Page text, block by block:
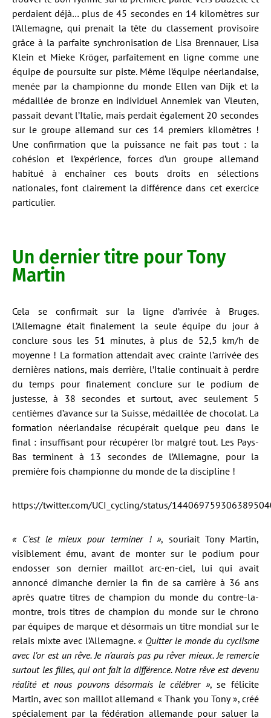
perdaient déjà… plus de 45 secondes en 14 kilomètres sur
l’Allemagne, qui prenait la tête du classement provisoire
grâce à la parfaite synchronisation de Lisa Brennauer, Lisa
Klein et Mieke Kröger, parfaitement en ligne comme une
équipe de poursuite sur piste. Même l’équipe néerlandaise,
menée par la championne du monde Ellen van Dijk et la
médaillée de bronze en individuel Annemiek van Vleuten,
passait devant l’Italie, mais perdait également 20 secondes
sur le groupe allemand sur ces 14 premiers kilomètres !
Une confirmation que la puissance ne fait pas tout : la
cohésion et l’expérience, forces d’un groupe allemand
habitué à enchaîner ces bouts droits en sélections
nationales, font clairement la différence dans cet exercice
particulier.
Un dernier titre pour Tony
Martin
Cela se confirmait sur la ligne d’arrivée à Bruges.
L’Allemagne était finalement la seule équipe du jour à
conclure sous les 51 minutes, à plus de 52,5 km/h de
moyenne ! La formation attendait avec crainte l’arrivée des
dernières nations, mais derrière, l’Italie continuait à perdre
du temps pour finalement conclure sur le podium de
justesse, à 38 secondes et surtout, avec seulement 5
centièmes d’avance sur la Suisse, médaillée de chocolat. La
formation néerlandaise récupérait quelque peu dans le
final : insuffisant pour récupérer l’or malgré tout. Les Pays-
Bas terminent à 13 secondes de l’Allemagne, pour la
première fois championne du monde de la discipline !
https://twitter.com/UCI_cycling/status/
« C’est le mieux pour terminer ! », souriait Tony Martin,
visiblement ému, avant de monter sur le podium pour
endosser son dernier maillot arc-en-ciel, lui qui avait
annoncé dimanche dernier la fin de sa carrière à 36 ans
après quatre titres de champion du monde du contre-la-
montre, trois titres de champion du monde sur le chrono
par équipes de marque et désormais un titre mondial sur le
relais mixte avec l’Allemagne. « Quitter le monde du cyclisme
avec l’or est un rêve. Je n’aurais pas pu rêver mieux. Je remercie
surtout les filles, qui ont fait la différence. Notre rêve est devenu
réalité et nous pouvons désormais le célébrer », se félicite
Martin, avec son maillot allemand « Thank you Tony », créé
spécialement par la fédération allemande pour saluer la